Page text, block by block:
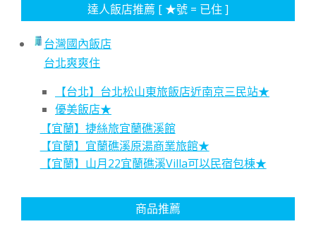
達人飯店推薦 [ ★號 = 已住 ]
台灣國內飯店
台北爽爽住
【台北】台北松山東旅飯店近南京三民站★
優美飯店★
【宜蘭】捷絲旅宜蘭礁溪館
【宜蘭】宜蘭礁溪原湯商業旅館★
【宜蘭】山月22宜蘭礁溪Villa可以民宿包棟★
商品推薦